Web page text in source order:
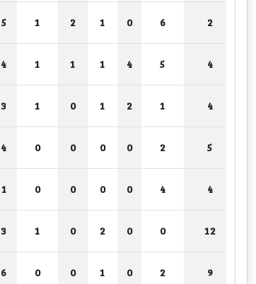
5 1 2 1 0 6 2
4 1 1 1 4 5 4
3 1 0 1 2 1 4
4 0 0 0 0 2 5
1 0 0 0 0 4 4
3 1 0 2 0 0 12
6 0 0 1 0 2 9